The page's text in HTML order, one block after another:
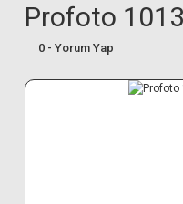
Profoto
0 - Yorum Yap